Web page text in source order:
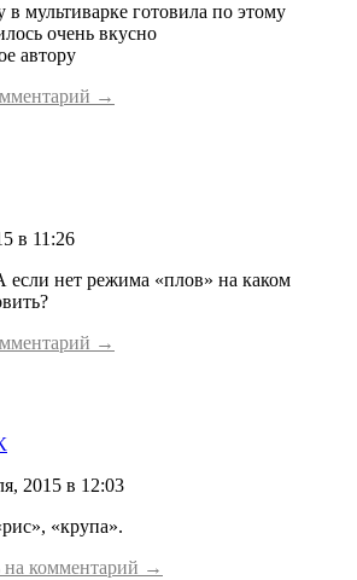
мультиварке готовила по этому
очень вкусно
автору
→
в 11:26
нет режима «плов» на каком
→
2015 в 12:03
«крупа».
на комментарий →